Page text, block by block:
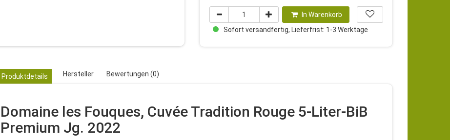
In Warenkorb
Sofort versandfertig, Lieferfrist: 1-3 Werktage
Produktdetails Hersteller Bewertungen (0)
Domaine les Fouques, Cuvée Tradition Rouge 5-Liter-BiB
Premium Jg. 2022